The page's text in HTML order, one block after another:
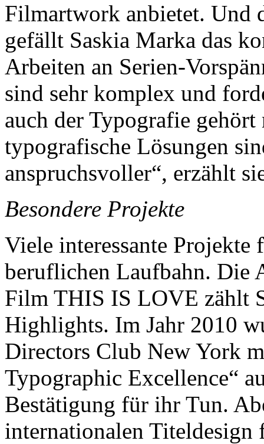
Filmartwork anbietet. Und
gefällt Saskia Marka das
Arbeiten an Serien-
sind sehr komplex und
auch der Typografie
typografische Lösungen
anspruchsvoller“, erzählt
Besondere Projekte
Viele interessante
beruflichen Laufbahn. Die
Film THIS IS LOVE zählt
Highlights. Im Jahr 2010
Directors Club New York
Typographic Excellence“
Bestätigung für ihr Tun.
internationalen